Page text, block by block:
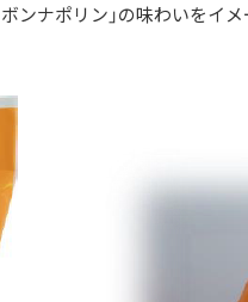
ンナポリン」の味わいをイ